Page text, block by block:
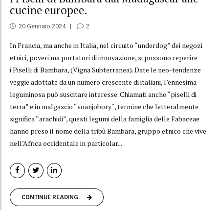
cucine europee.
20 Gennaio 2024 2
In Francia, ma anche in Italia, nel circuito “underdog” dei negozi
etnici, poveri ma portatori di innovazione, si possono reperire
i Piselli di Bambara, (Vigna Subterranea). Date le neo-tendenze
veggie adottate da un numero crescente di italiani, l’ennesima
leguminosa può suscitare interesse. Chiamati anche “piselli di
terra” e in malgascio “voanjobory“, termine che letteralmente
significa “arachidi”, questi legumi della famiglia delle Fabaceae
hanno preso il nome della tribù Bambara, gruppo etnico che vive
nell’Africa occidentale in particolar...
CONTINUE READING